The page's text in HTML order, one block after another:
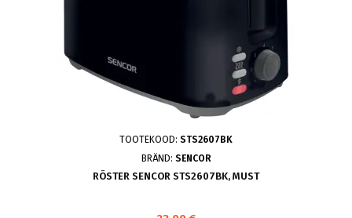
TOOTEKOOD: STS2607BK
BRÄND: SENCOR
RÖSTER SENCOR STS2607BK, MUST